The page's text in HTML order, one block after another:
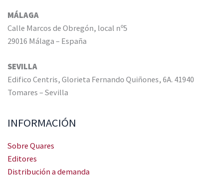
MÁLAGA
Calle Marcos de Obregón, local nº5
29016 Málaga – España
SEVILLA
Edifico Centris, Glorieta Fernando Quiñones, 6A. 41940
Tomares – Sevilla
INFORMACIÓN
Sobre Quares
Editores
Distribución a demanda